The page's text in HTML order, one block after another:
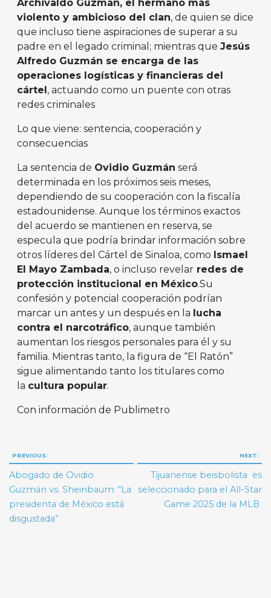
Archivaldo Guzmán, el hermano más
violento y ambicioso del clan, de quien se dice
que incluso tiene aspiraciones de superar a su
padre en el legado criminal; mientras que Jesús
Alfredo Guzmán se encarga de las
operaciones logísticas y financieras del
cártel , actuando como un puente con otras
redes criminales
Lo que viene: sentencia, cooperación y
consecuencias
La sentencia de Ovidio Guzmán será
determinada en los próximos seis meses,
dependiendo de su cooperación con la fiscalía
estadounidense. Aunque los términos exactos
del acuerdo se mantienen en reserva, se
especula que podría brindar información sobre
otros líderes del Cártel de Sinaloa, como Ismael
El Mayo Zambada, o incluso revelar redes de
protección institucional en México.Su
confesión y potencial cooperación podrían
marcar un antes y un después en la lucha
contra el narcotráfico, aunque también
aumentan los riesgos personales para él y su
familia. Mientras tanto, la figura de “El Ratón”
sigue alimentando tanto los titulares como
la cultura popular.
Con información de Publimetro
Navegación
de
entradas
PREVIOUS:
Abogado de Ovidio
Guzmán vs. Sheinbaum: “La
presidenta de México está
disgustada”
NEXT:
Tijuanense beisbolista es
seleccionado para el All-Star
Game 2025 de la MLB